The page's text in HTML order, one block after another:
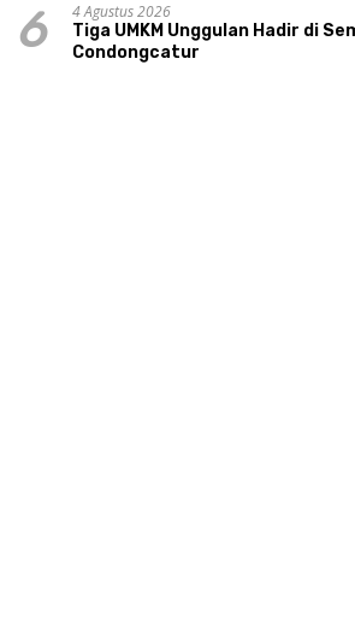
6
4 Agustus 2026
Tiga UMKM Unggulan Hadir di
Condongcatur